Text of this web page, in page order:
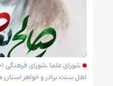
شورای علما ،شورای فرهنگی
اهل سنت برادر و خواهر استان